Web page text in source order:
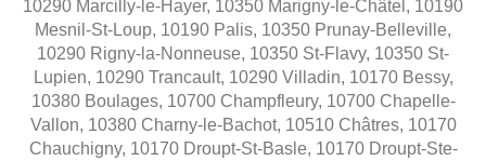
10290 Marcilly-le-Hayer, 10350 Marigny-le-Châtel, 10190
Mesnil-St-Loup, 10190 Palis, 10350 Prunay-Belleville,
10290 Rigny-la-Nonneuse, 10350 St-Flavy, 10350 St-
Lupien, 10290 Trancault, 10290 Villadin, 10170 Bessy,
10380 Boulages, 10700 Champfleury, 10700 Chapelle-
Vallon, 10380 Charny-le-Bachot, 10510 Châtres, 10170
Chauchigny, 10170 Droupt-St-Basle, 10170 Droupt-Ste-